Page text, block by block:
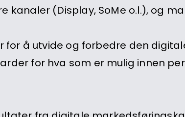
kanaler (Display, SoMe o.l.), og
for å utvide og forbedre den
for hva som er mulig innen